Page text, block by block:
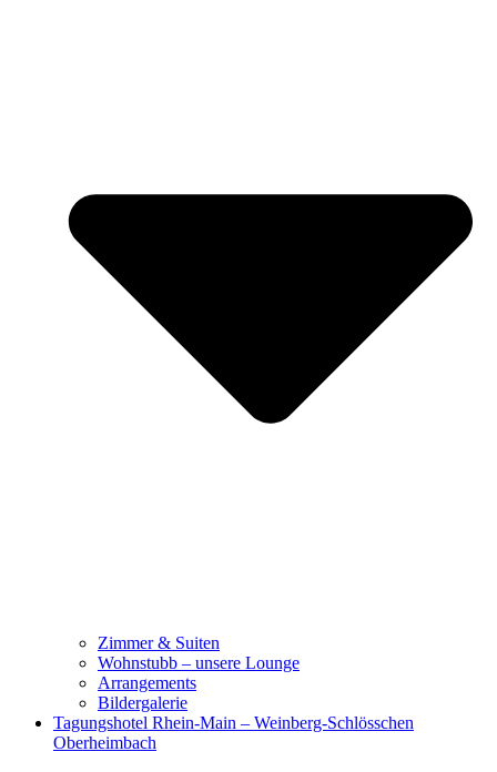
Zimmer & Suiten
Wohnstubb – unsere Lounge
Arrangements
Bildergalerie
Tagungshotel Rhein-Main – Weinberg-Schlösschen
Oberheimbach